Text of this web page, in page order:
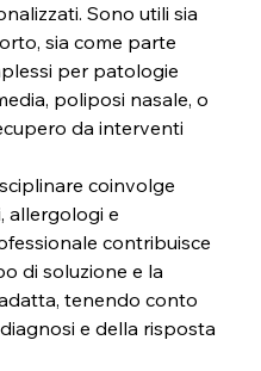
Sono utili sia
sia come parte
per patologie
poliposi nasale, o
da interventi
coinvolge
allergologi e
contribuisce
di soluzione e la
tenendo conto
e della risposta